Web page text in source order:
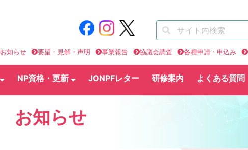
お知らせ 要望・見解・声明 事業報告 協議会調査 各種申請・申込み
NP資格・更新 JONPFレター 研修案内 よくある質問
お知らせ